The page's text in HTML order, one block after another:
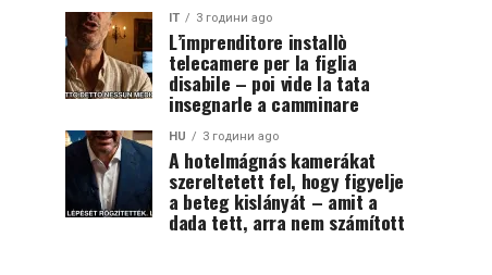
IT 3 години ago
L’imprenditore installò
telecamere per la figlia
disabile – poi vide la tata
insegnarle a camminare
HU 3 години ago
A hotelmágnás kamerákat
szereltetett fel, hogy figyelje
a beteg kislányát – amit a
dada tett, arra nem számított